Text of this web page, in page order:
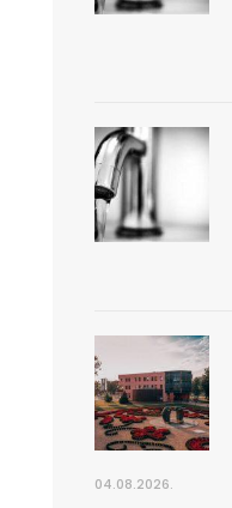
04.08.2026.